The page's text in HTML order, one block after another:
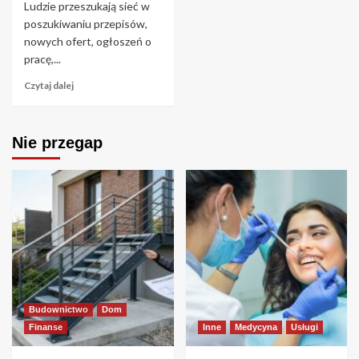
Ludzie przeszukają sieć w
poszukiwaniu przepisów,
nowych ofert, ogłoszeń o
pracę,...
Czytaj dalej
Nie przegap
Budownictwo
Dom
Finanse
Inne Medycyna Usługi